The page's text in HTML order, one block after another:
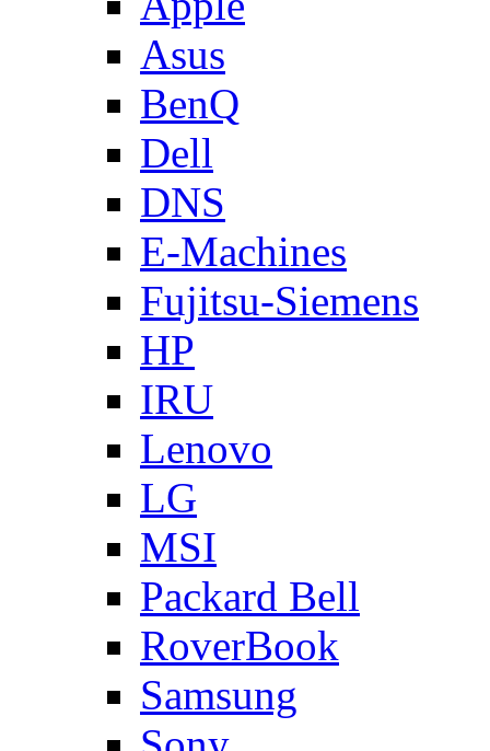
Asus
BenQ
Dell
DNS
E-Machines
Fujitsu-Siemens
HP
IRU
Lenovo
LG
MSI
Packard Bell
RoverBook
Samsung